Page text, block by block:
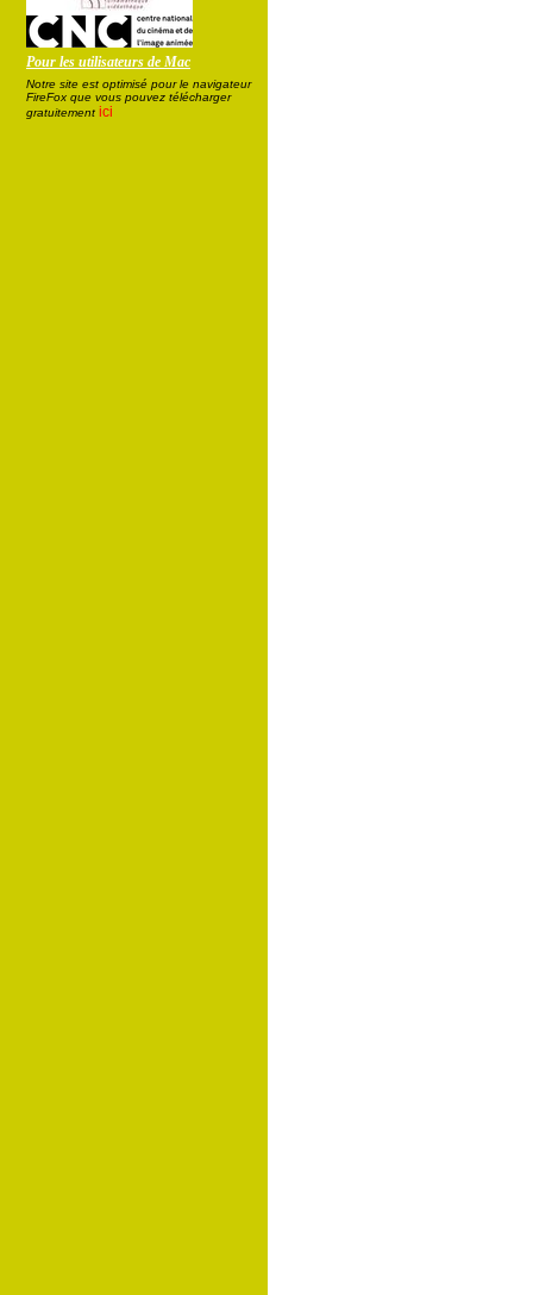
Pour les utilisateurs de Mac
Notre site est optimisé pour le navigateur
FireFox que vous pouvez télécharger
gratuitement ici